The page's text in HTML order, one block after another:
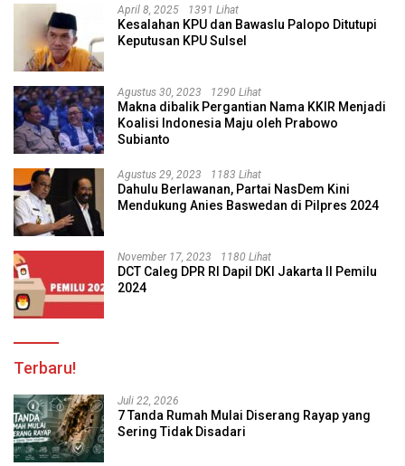
April 8, 2025 1391 Lihat
Kesalahan KPU dan Bawaslu Palopo Ditutupi
Keputusan KPU Sulsel
Agustus 30, 2023 1290 Lihat
Makna dibalik Pergantian Nama KKIR Menjadi
Koalisi Indonesia Maju oleh Prabowo
Subianto
Agustus 29, 2023 1183 Lihat
Dahulu Berlawanan, Partai NasDem Kini
Mendukung Anies Baswedan di Pilpres 2024
November 17, 2023 1180 Lihat
DCT Caleg DPR RI Dapil DKI Jakarta II Pemilu
2024
Terbaru!
Juli 22, 2026
7 Tanda Rumah Mulai Diserang Rayap yang
Sering Tidak Disadari